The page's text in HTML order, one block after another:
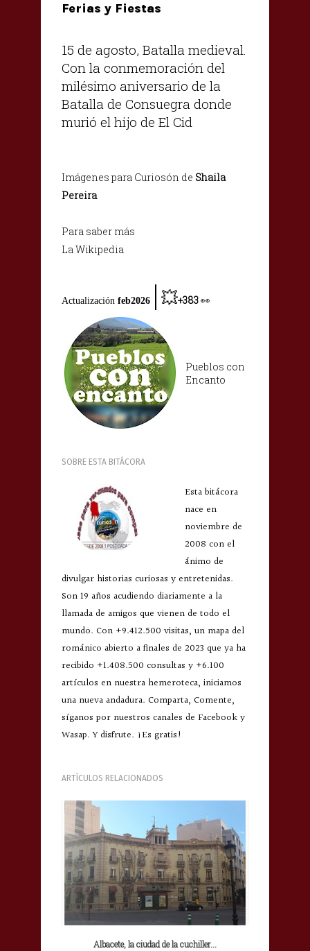
Ferias y Fiestas
15 de agosto, Batalla medieval.
Con la conmemoración del
milésimo aniversario de la
Batalla de Consuegra donde
murió el hijo de El Cid
Imágenes para Curiosón de Shaila
Pereira
Para saber más
La Wikipedia
Actualización feb2026 | 💥+383 👀
Pueblos con
Encanto
SOBRE ESTA BITÁCORA
Esta bitácora
nace en
noviembre de
2008 con el
ánimo de
divulgar historias curiosas y entretenidas.
Son 19 años acudiendo diariamente a la
llamada de amigos que vienen de todo el
mundo. Con +9.412.500 visitas, un mapa del
románico abierto a finales de 2023 que ya ha
recibido +1.408.500 consultas y +6.100
artículos en nuestra hemeroteca, iniciamos
una nueva andadura. Comparta, Comente,
síganos por nuestros canales de Facebook y
Wasap. Y disfrute. ¡Es gratis!
ARTÍCULOS RELACIONADOS
Albacete, la ciudad de la cuchiller...